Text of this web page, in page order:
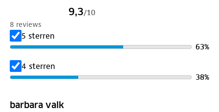
9,3/10
8 reviews
5 sterren
63%
4 sterren
38%
barbara valk